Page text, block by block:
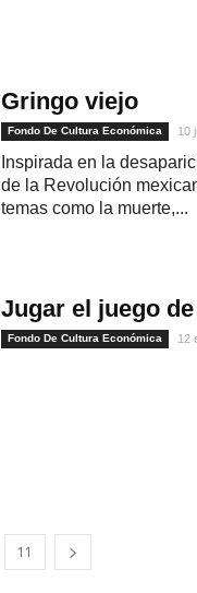
Gringo viejo
Fondo De Cultura Económica 10
Inspirada en la
de la Revolución
temas como la muerte,...
Jugar el juego
Fondo De Cultura Económica 12
11